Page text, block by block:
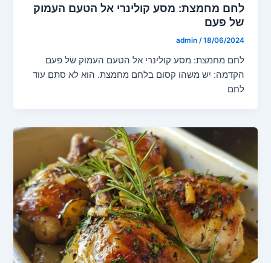
לחם מחמצת: מסע קולינרי אל הטעם העמוק
של פעם
admin /18/06/2024
לחם מחמצת: מסע קולינרי אל הטעם העמוק של פעם
הקדמה: יש משהו קסום בלחם מחמצת. הוא לא סתם עוד
לחם